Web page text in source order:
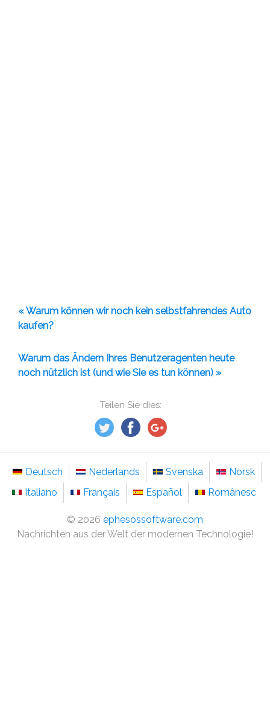
Teilen Sie dies:
« Warum können wir noch kein selbstfahrendes Auto
kaufen?
Warum das Ändern Ihres Benutzeragenten heute
noch nützlich ist (und wie Sie es tun können) »
Deutsch Nederlands Svenska
Norsk
Italiano
Français Español Românesc
© 2026 ephesossoftware.com
Nachrichten aus der Welt der modernen Technologie!